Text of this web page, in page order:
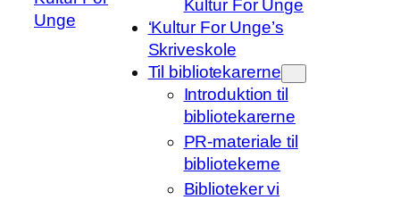
Unge
Kultur For Unge
‘Kultur For Unge’s
Skriveskole
Til bibliotekarerne
Introduktion til
bibliotekarerne
PR-materiale til
bibliotekerne
Biblioteker vi